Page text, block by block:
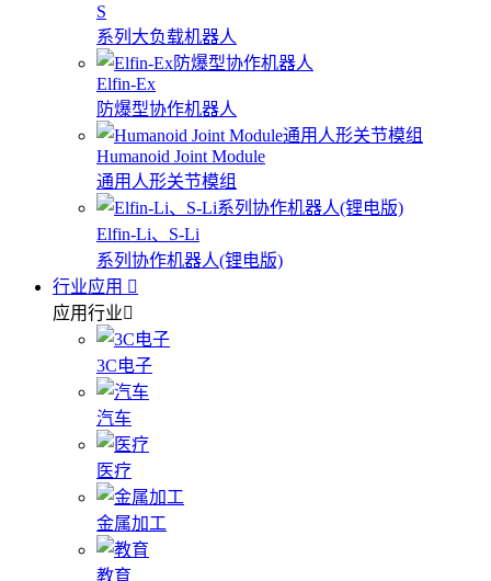
S
系列大负载机器人
Elfin-Ex
防爆型协作机器人
Humanoid Joint Module
通用人形关节模组
Elfin-Li、S-Li
系列协作机器人(锂电版)
行业应用
应用行业
3C电子
汽车
医疗
金属加工
教育